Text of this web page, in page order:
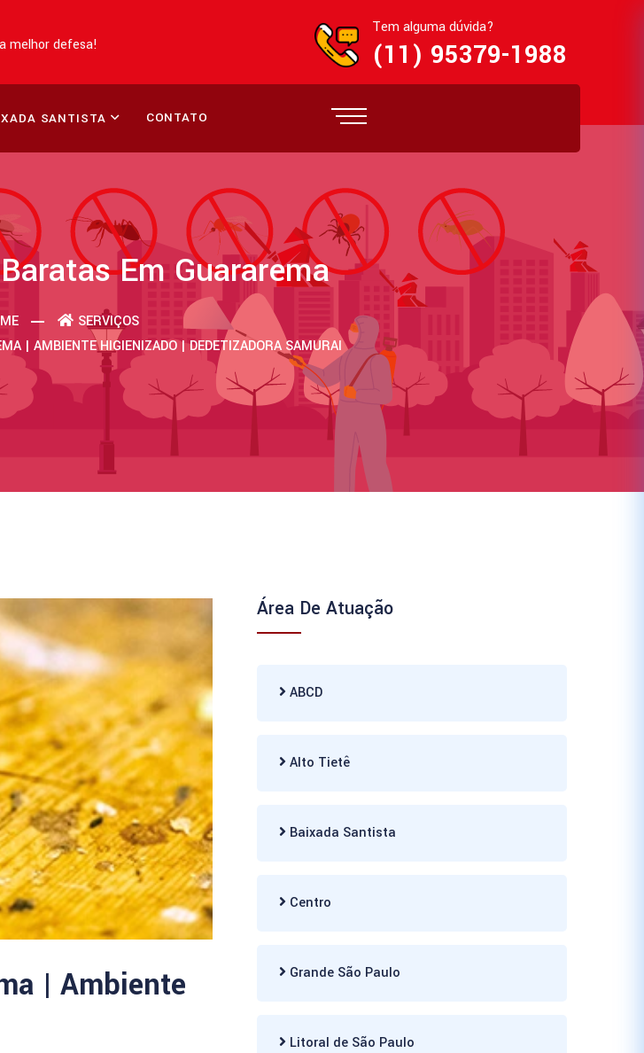
melhor defesa!
Tem alguma dúvida?
(11) 95379-1988
SANTISTA CONTATO
Em Guararema
SERVIÇOS
| AMBIENTE HIGIENIZADO | DEDETIZADORA SAMURAI
| Ambiente
Área De Atuação
ABCD
Alto Tietê
Baixada Santista
Centro
Grande São Paulo
Litoral de São Paulo